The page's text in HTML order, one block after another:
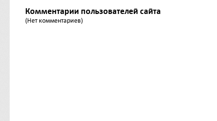
Комментарии пользователей сайта
(Нет комментариев)